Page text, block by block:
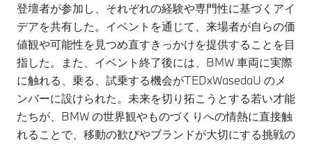
登壇者が参加し、それぞれの経験や専門性に基づくアイ
デアを共有した。イベントを通じて、来場者が自らの価
値観や可能性を見つめ直すきっかけを提供することを目
指した。また、イベント終了後には、BMW 車両に実際
に触れる、乗る、試乗する機会がTEDxWasedaU のメ
ンバーに設けられた。未来を切り拓こうとする若い才能
たちが、BMW の世界観やものづくりへの情熱に直接触
れることで、移動の歓びやブランドが大切にする挑戦の